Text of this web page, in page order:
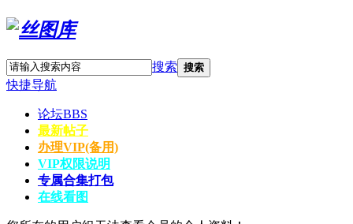
搜索 搜索
快捷导航
论坛BBS
最新帖子
办理VIP(备用)
VIP权限说明
专属合集打包
在线看图